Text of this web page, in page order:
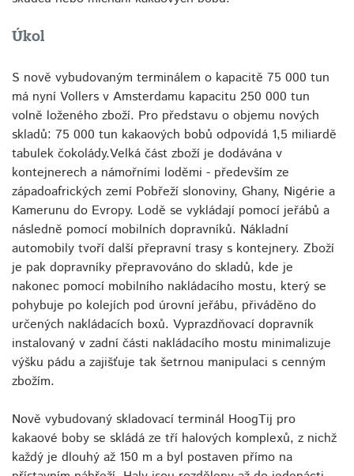
Úkol
S nově vybudovaným terminálem o kapacitě 75 000 tun
má nyní Vollers v Amsterdamu kapacitu 250 000 tun
volně loženého zboží. Pro představu o objemu nových
skladů: 75 000 tun kakaových bobů odpovídá 1,5 miliardě
tabulek čokolády.Velká část zboží je dodávána v
kontejnerech a námořními loděmi - především ze
západoafrických zemí Pobřeží slonoviny, Ghany, Nigérie a
Kamerunu do Evropy. Lodě se vykládají pomocí jeřábů a
následně pomocí mobilních dopravníků. Nákladní
automobily tvoří další přepravní trasy s kontejnery. Zboží
je pak dopravníky přepravováno do skladů, kde je
nakonec pomocí mobilního nakládacího mostu, který se
pohybuje po kolejích pod úrovní jeřábu, přiváděno do
určených nakládacích boxů. Vyprazdňovací dopravník
instalovaný v zadní části nakládacího mostu minimalizuje
výšku pádu a zajišťuje tak šetrnou manipulaci s cenným
zbožím.
Nově vybudovaný skladovací terminál HoogTij pro
kakaové boby se skládá ze tří halových komplexů, z nichž
každý je dlouhý až 150 m a byl postaven přímo na